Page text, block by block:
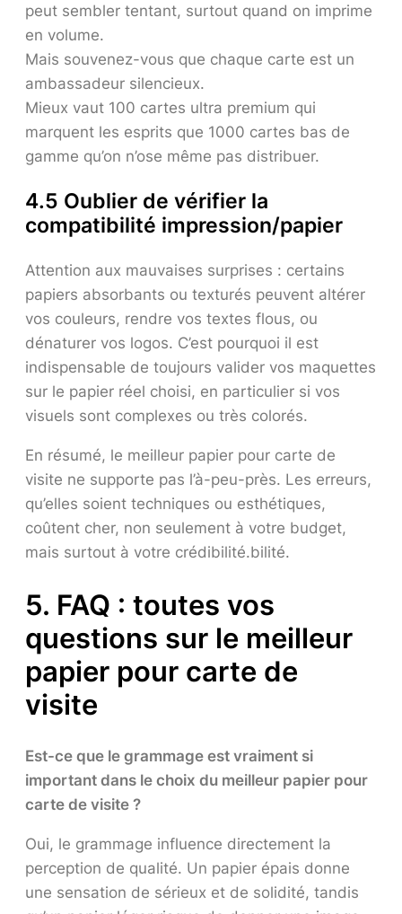
peut sembler tentant, surtout quand on imprime
en volume.
Mais souvenez-vous que chaque carte est un
ambassadeur silencieux.
Mieux vaut 100 cartes ultra premium qui
marquent les esprits que 1000 cartes bas de
gamme qu’on n’ose même pas distribuer.
4.5 Oublier de vérifier la
compatibilité impression/papier
Attention aux mauvaises surprises : certains
papiers absorbants ou texturés peuvent altérer
vos couleurs, rendre vos textes flous, ou
dénaturer vos logos. C’est pourquoi il est
indispensable de toujours valider vos maquettes
sur le papier réel choisi, en particulier si vos
visuels sont complexes ou très colorés.
En résumé, le meilleur papier pour carte de
visite ne supporte pas l’à-peu-près. Les erreurs,
qu’elles soient techniques ou esthétiques,
coûtent cher, non seulement à votre budget,
mais surtout à votre crédibilité.bilité.
5. FAQ : toutes vos
questions sur le meilleur
papier pour carte de
visite
Est-ce que le grammage est vraiment si
important dans le choix du meilleur papier pour
carte de visite ?
Oui, le grammage influence directement la
perception de qualité. Un papier épais donne
une sensation de sérieux et de solidité, tandis